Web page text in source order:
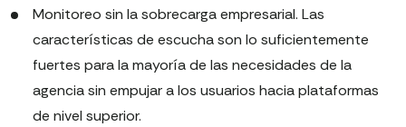
Monitoreo sin la sobrecarga empresarial. Las
características de escucha son lo suficientemente
fuertes para la mayoría de las necesidades de la
agencia sin empujar a los usuarios hacia plataformas
de nivel superior.